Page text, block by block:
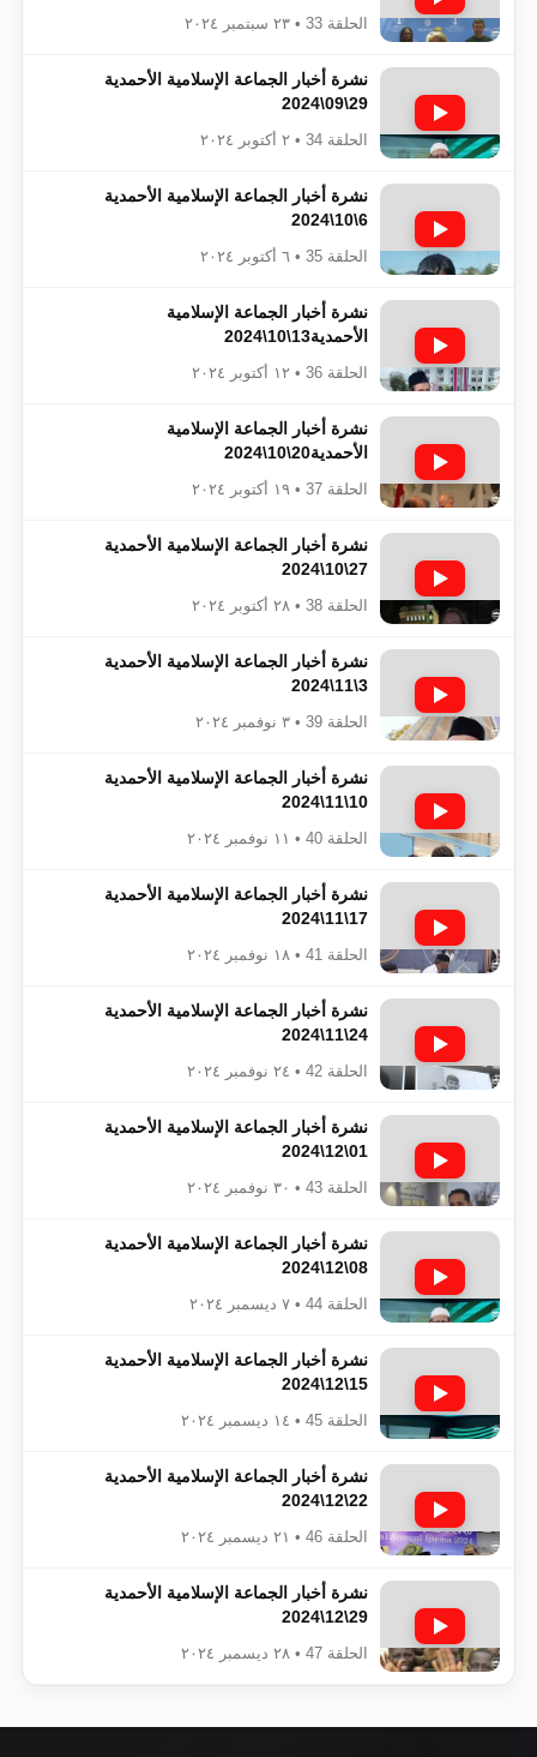
الحلقة 33 • ٢٣ سبتمبر ٢٠٢٤
نشرة أخبار الجماعة الإسلامية الأحمدية
29\09\2024
الحلقة 34 • ٢ أكتوبر ٢٠٢٤
نشرة أخبار الجماعة الإسلامية الأحمدية
6\10\2024
الحلقة 35 • ٦ أكتوبر ٢٠٢٤
نشرة أخبار الجماعة الإسلامية
الأحمدية13\10\2024
الحلقة 36 • ١٢ أكتوبر ٢٠٢٤
نشرة أخبار الجماعة الإسلامية
الأحمدية20\10\2024
الحلقة 37 • ١٩ أكتوبر ٢٠٢٤
نشرة أخبار الجماعة الإسلامية الأحمدية
27\10\2024
الحلقة 38 • ٢٨ أكتوبر ٢٠٢٤
نشرة أخبار الجماعة الإسلامية الأحمدية
3\11\2024
الحلقة 39 • ٣ نوفمبر ٢٠٢٤
نشرة أخبار الجماعة الإسلامية الأحمدية
10\11\2024
الحلقة 40 • ١١ نوفمبر ٢٠٢٤
نشرة أخبار الجماعة الإسلامية الأحمدية
17\11\2024
الحلقة 41 • ١٨ نوفمبر ٢٠٢٤
نشرة أخبار الجماعة الإسلامية الأحمدية
24\11\2024
الحلقة 42 • ٢٤ نوفمبر ٢٠٢٤
نشرة أخبار الجماعة الإسلامية الأحمدية
01\12\2024
الحلقة 43 • ٣٠ نوفمبر ٢٠٢٤
نشرة أخبار الجماعة الإسلامية الأحمدية
08\12\2024
الحلقة 44 • ٧ ديسمبر ٢٠٢٤
نشرة أخبار الجماعة الإسلامية الأحمدية
15\12\2024
الحلقة 45 • ١٤ ديسمبر ٢٠٢٤
نشرة أخبار الجماعة الإسلامية الأحمدية
22\12\2024
الحلقة 46 • ٢١ ديسمبر ٢٠٢٤
نشرة أخبار الجماعة الإسلامية الأحمدية
29\12\2024
الحلقة 47 • ٢٨ ديسمبر ٢٠٢٤